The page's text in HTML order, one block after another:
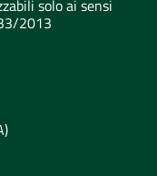
solo ai sensi
2013